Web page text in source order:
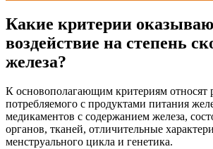
Какие критерии
воздействие на степень
железа?
К основополагающим критериям относят
потребляемого с продуктами питания
медикаментов с содержанием железа,
органов, тканей, отличительные
менструального цикла и генетика.